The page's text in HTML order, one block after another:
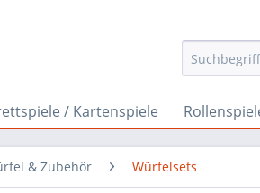
/ Kartenspiele
& Zubehör Würfelsets